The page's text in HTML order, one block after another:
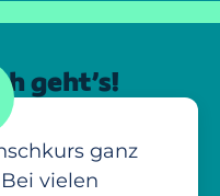
geht’s!
ganz
vielen